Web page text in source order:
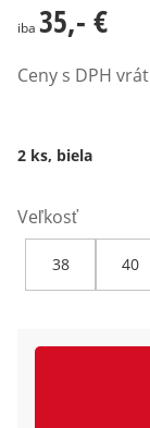
35,- €
iba 35,- €
Ceny s DPH
2 ks, biela
Veľkosť
38 40